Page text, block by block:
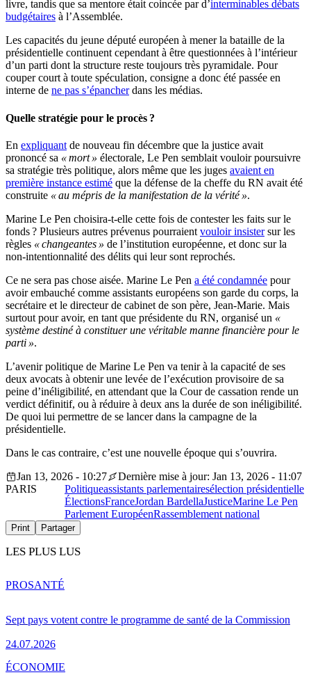
livre, tandis que sa mentore était coincée par d’interminables débats
budgétaires à l’Assemblée.
Les capacités du jeune député européen à mener la bataille de la
présidentielle continuent cependant à être questionnées à l’intérieur
d’un parti dont la structure reste toujours très pyramidale. Pour
couper court à toute spéculation, consigne a donc été passée en
interne de ne pas s’épancherdans les médias.
Quelle stratégie pour le procès ?
En expliquant de nouveau fin décembre que la justice avait
prononcé sa « mort » électorale, Le Pen semblait vouloir poursuivre
sa stratégie très politique, alors même que les juges avaient en
première instance estimé que la défense de la cheffe du RN avait été
construite « au mépris de la manifestation de la vérité ».
Marine Le Pen choisira-t-elle cette fois de contester les faits sur le
fonds ? Plusieurs autres prévenus pourraient vouloir insistersur les
règles « changeantes » de l’institution européenne, et donc sur la
non-intentionnalité des délits qui leur sont reprochés.
Ce ne sera pas chose aisée. Marine Le Pen a été condamnée pour
avoir embauché comme assistants européens son garde du corps, la
secrétaire et le directeur de cabinet de son père, Jean-Marie. Mais
surtout pour avoir, en tant que présidente du RN, organisé un «
système destiné à constituer une véritable manne financière pour le
parti ».
L’avenir politique de Marine Le Pen va tenir à la capacité de ses
deux avocats à obtenir une levée de l’exécution provisoire de sa
peine d’inéligibilité, en attendant que la Cour de cassation rende un
verdict définitif, ou à réduire à deux ans la durée de son inéligibilité.
De quoi lui permettre de se lancer dans la campagne de la
présidentielle.
Dans le cas contraire, c’est une nouvelle époque qui s’ouvrira.
Jan 13, 2026 - 10:27
Dernière mise à jour: Jan 13, 2026 - 11:07
PARIS
Politiqueassistants parlementairesélection présidentielle
ÉlectionsFranceJordan BardellaJusticeMarine Le Pen
Parlement EuropéenRassemblement national
Print Partager
LES PLUS LUS
Sept pays votent contre le programme de santé de la Commission
24.07.2026
PROSANTÉ
ÉCONOMIE